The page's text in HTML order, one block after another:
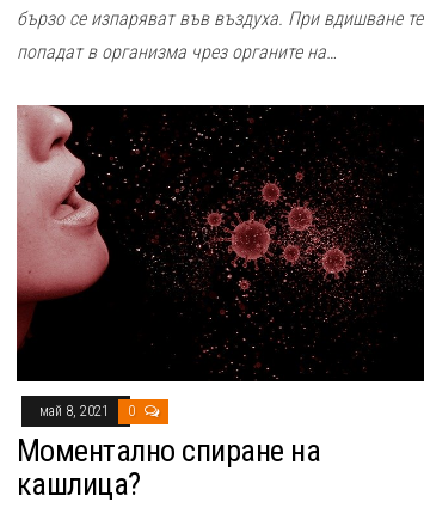
бързо се изпаряват във въздуха. При вдишване те
попадат в организма чрез органите на…
май 8, 2021 0
Моментално спиране на
кашлица?